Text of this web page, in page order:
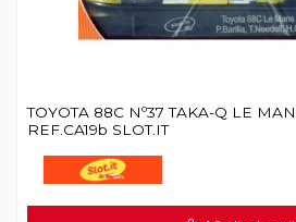
TOYOTA 88C Nº37 TAKA-Q LE
REF.CA19b SLOT.IT